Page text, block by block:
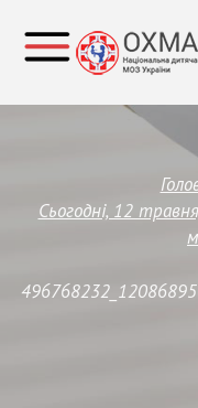
Сьогодні, 12